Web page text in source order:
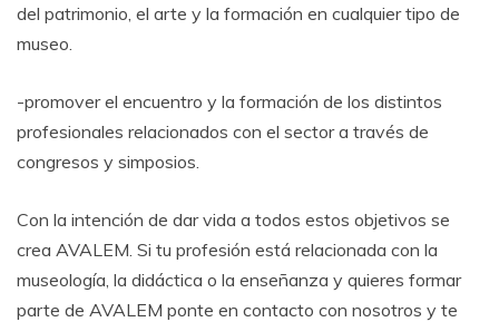
del patrimonio, el arte y la formación en cualquier tipo de
museo.
-promover el encuentro y la formación de los distintos
profesionales relacionados con el sector a través de
congresos y simposios.
Con la intención de dar vida a todos estos objetivos se
crea AVALEM. Si tu profesión está relacionada con la
museología, la didáctica o la enseñanza y quieres formar
parte de AVALEM ponte en contacto con nosotros y te